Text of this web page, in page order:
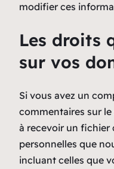
modifier ces
Les droits
sur vos
Si vous avez un
commentaires sur
à recevoir un fichier
personnelles que
incluant celles que